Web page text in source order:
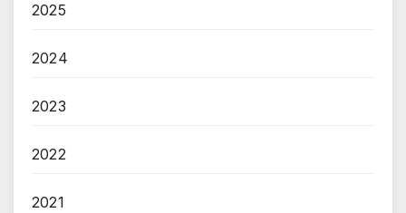
2025
2024
2023
2022
2021